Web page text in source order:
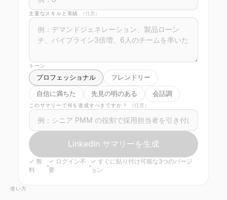
主要なスキルと実績 （任意）
トーン
プロフェッショナル
フレンドリー
自信に満ちた
先見の明のある 会話調
このサマリーで何を達成すべきですか？ （任意）
LinkedIn サマリーを生成
✓ 無
料
✓ ログイン不
要
✓すぐに貼り付け可能な3つのバージ
ョン
使い方